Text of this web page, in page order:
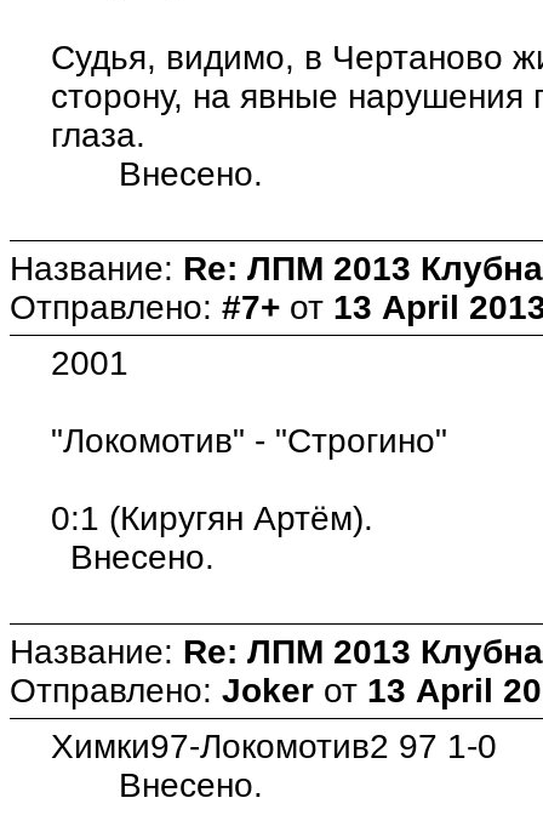
Судья, видимо, в Чертаново
сторону, на явные нарушения
глаза.
Внесено.
Название: Re: ЛПМ 2013
Отправлено: #7+ от 13 April
2001
"Локомотив" - "Строгино"
0:1 (Киругян Артём).
Внесено.
Название: Re: ЛПМ 2013
Отправлено: Joker от 13 April
Химки97-Локомотив2 97 1-0
Внесено.